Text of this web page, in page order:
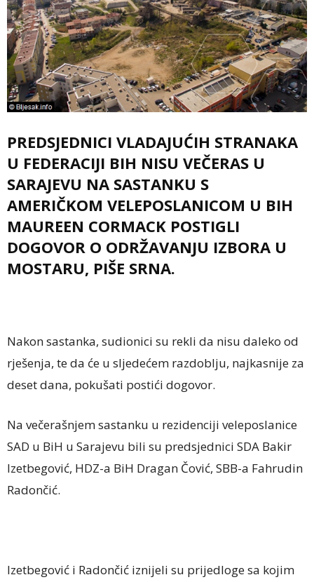
PREDSJEDNICI VLADAJUĆIH STRANAKA
U FEDERACIJI BIH NISU VEČERAS U
SARAJEVU NA SASTANKU S
AMERIČKOM VELEPOSLANICOM U BIH
MAUREEN CORMACK POSTIGLI
DOGOVOR O ODRŽAVANJU IZBORA U
MOSTARU, PIŠE SRNA.
Nakon sastanka, sudionici su rekli da nisu daleko od
rješenja, te da će u sljedećem razdoblju, najkasnije za
deset dana, pokušati postići dogovor.
Na večerašnjem sastanku u rezidenciji veleposlanice
SAD u BiH u Sarajevu bili su predsjednici SDA Bakir
Izetbegović, HDZ-a BiH Dragan Čović, SBB-a Fahrudin
Radončić.
Izetbegović i Radončić iznijeli su prijedloge sa kojim